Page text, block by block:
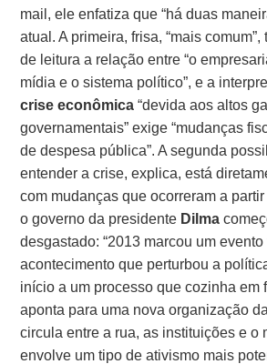
mail, ele enfatiza que “há duas
atual. A primeira, frisa, “mais
de leitura a relação entre “o
mídia e o sistema político”, e a
crise econômica “devida aos altos
governamentais” exige “mudanças
de despesa pública”. A segunda
entender a crise, explica, está
com mudanças que ocorreram a
o governo da presidente Dilma
desgastado: “2013 marcou um
acontecimento que perturbou a
início a um processo que cozinha em
aponta para uma nova organização
circula entre a rua, as instituições e o
envolve um tipo de ativismo mais